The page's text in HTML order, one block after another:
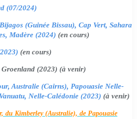
(07/2024)
(Guinée Bissau), Cap Vert, Sahara
Madère (2024) (en cours)
(en cours)
Groenland (2023) (à venir)
Australie (Cairns), Papouasie Nelle-
Nelle-Calédonie (2023) (à venir)
du Kimberley (Australie), de Papouasie